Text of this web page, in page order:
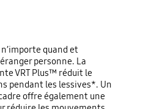
quand et
personne. La
VRT Plus™ réduit le
pendant les lessives*. Un
offre également une